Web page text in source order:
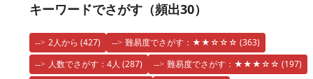
キーワードでさがす（頻出30）
2人から (427) 難易度でさがす：★★☆☆☆ (363)
人数でさがす：4人(287) 難易度でさがす：★★★☆☆ (197)